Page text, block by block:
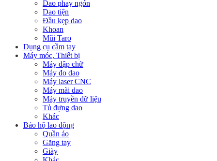
Dao phay ngón
Dao tiện
Đầu kẹp dao
Khoan
Mũi Taro
Dụng cụ cầm tay
Máy móc, Thiết bị
Máy dập chữ
Máy đo dao
Máy laser CNC
Máy mài dao
Máy truyền dữ liệu
Tủ đựng dao
Khác
Bảo hộ lao động
Quần áo
Găng tay
Giày